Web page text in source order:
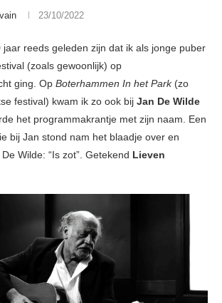
23/10/2022
jaar reeds geleden zijn dat ik als jonge puber
(zoals gewoonlijk) op
ging. Op Boterhammen In het Park(zo
festival) kwam ik zo ook bij Jan De Wilde
het programmakrantje met zijn naam. Een
bij Jan stond nam het blaadje over en
Wilde: “Is zot”. Getekend Lieven